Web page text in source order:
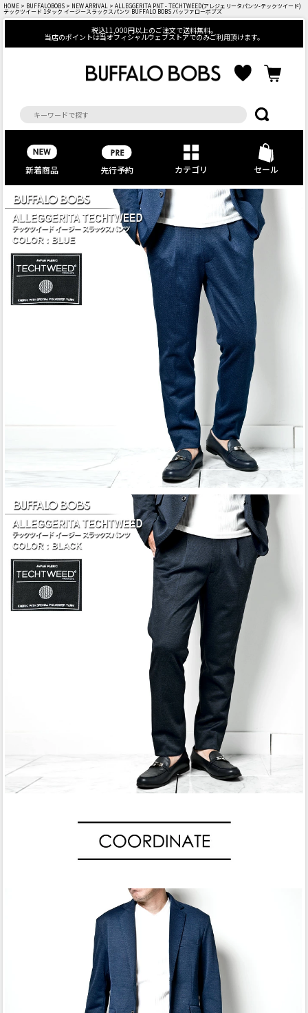
HOME > BUFFALOBOBS > NEW ARRIVAL > ALLEGGERITA PNT - TECHTWEED(アレジェリータパンツ-テックツイード)
テックツイード 1タック イージースラックスパンツ BUFFALO BOBS バッファローボブズ
税込11,000円以上のご注文で送料無料。
当店のポイントは当オフィシャルウェブストアでのみご利用頂けます。
新着商品 先行予約 カテゴリ セール